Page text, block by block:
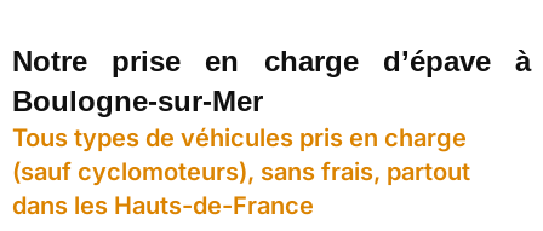
Notre prise en charge d’épave à
Boulogne-sur-Mer
Tous types de véhicules pris en charge
(sauf cyclomoteurs), sans frais, partout
dans les Hauts-de-France